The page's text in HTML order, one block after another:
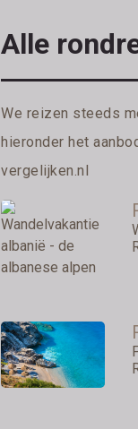
Alle
We reizen steeds
hieronder het
vergelijken.nl